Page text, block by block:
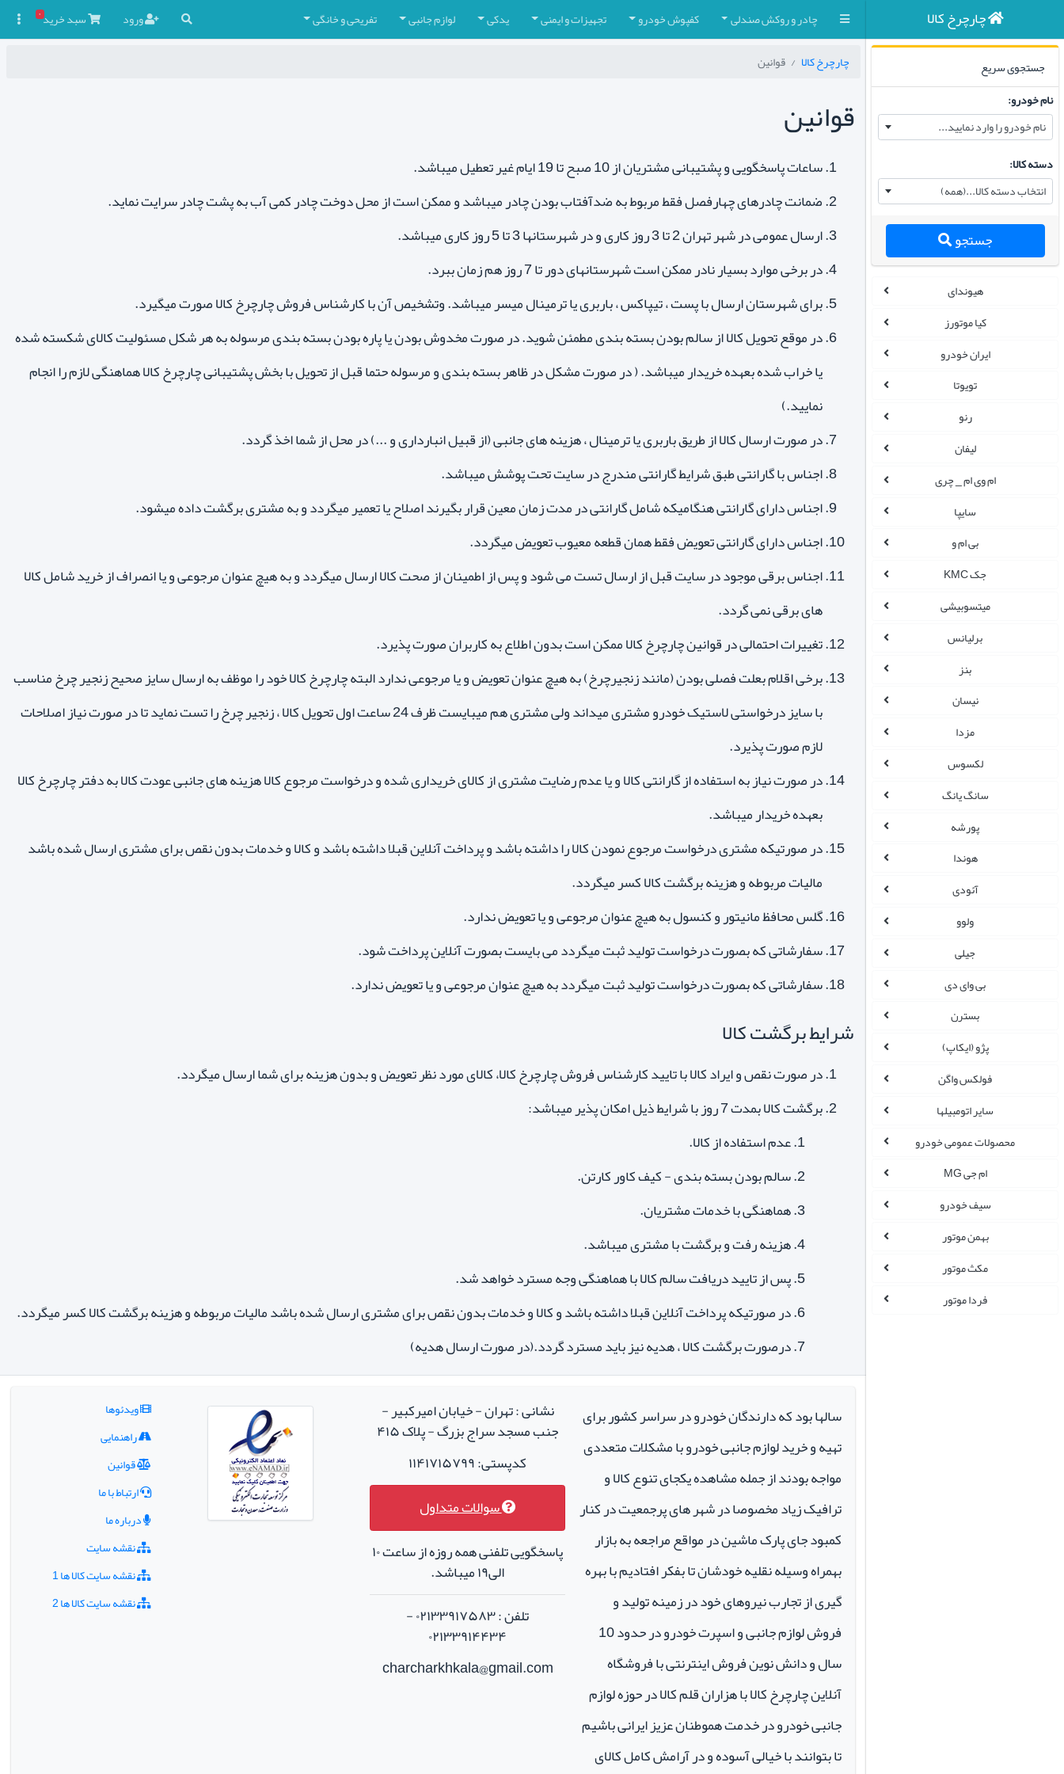
چادر و روکش صندلی کفپوش خودرو تجهیزات و ایمنی یدکی لوازم جانبی تفریحی و خانگی ورود سبدخرید۰ چارچرخ کالا
جستجوی سریع
نام خودرو:
نام خودرو را وارد نمایید...
دسته کالا:
انتخاب دسته کالا...(همه)
جستجو
هیوندای
کیا موتورز
ایران خودرو
تویوتا
رنو
لیفان
ام وی ام _ چری
سایپا
بی ام و
جک KMC
میتسوبیشی
برلیانس
بنز
نیسان
مزدا
لکسوس
سانگ یانگ
پورشه
هوندا
آئودی
ولوو
جیلی
بی وای دی
بسترن
پژو (ایکاپ)
فولکس واگن
سایر اتومبیلها
محصولات عمومی خودرو
ام جی MG
سیف خودرو
بهمن موتور
مکث موتور
فردا موتور
چارچرخ کالا قوانین
قوانین
ساعات پاسخگویی و پشتیبانی مشتریان از 10 صبح تا 19 ایام غیر تعطیل میباشد.
ضمانت چادرهای چهارفصل فقط مربوط به ضدآفتاب بودن چادر میباشد و ممکن است از محل دوخت چادر کمی آب به پشت چادر سرایت نماید.
ارسال عمومی در شهر تهران 2 تا 3 روز کاری و در شهرستانها 3 تا 5 روز کاری میباشد.
در برخی موارد بسیار نادر ممکن است شهرستانهای دور تا 7 روز هم زمان ببرد.
برای شهرستان ارسال با پست ، تیپاکس ، باربری یا ترمینال میسر میباشد. وتشخیص آن با کارشناس فروش چارچرخ کالا صورت میگیرد.
در موقع تحویل کالا از سالم بودن بسته بندی مطمئن شوید. در صورت مخدوش بودن یا پاره بودن بسته بندی مرسوله به هر شکل مسئولیت کالای شکسته شده
یا خراب شده بعهده خریدار میباشد. ( در صورت مشکل در ظاهر بسته بندی و مرسوله حتما قبل از تحویل با بخش پشتیبانی چارچرخ کالا هماهنگی لازم را انجام
نمایید.)
در صورت ارسال کالا از طریق باربری یا ترمینال ، هزینه های جانبی (از قبیل انبارداری و ...) در محل از شما اخذ گردد.
اجناس با گارانتی طبق شرایط گارانتی مندرج در سایت تحت پوشش میباشد.
اجناس دارای گارانتی هنگامیکه شامل گارانتی در مدت زمان معین قرار بگیرند اصلاح یا تعمیر میگردد و به مشتری برگشت داده میشود.
اجناس دارای گارانتی تعویض فقط همان قطعه معیوب تعویض میگردد.
اجناس برقی موجود در سایت قبل از ارسال تست می شود و پس از اطمینان از صحت کالا ارسال میگردد و به هیچ عنوان مرجوعی و یا انصراف از خرید شامل کالا
های برقی نمی گردد.
تغییرات احتمالی در قوانین چارچرخ کالا ممکن است بدون اطلاع به کاربران صورت پذیرد.
برخی اقلام بعلت فصلی بودن (مانند زنجیرچرخ) به هیچ عنوان تعویض و یا مرجوعی ندارد البته چارچرخ کالا خود را موظف به ارسال سایز صحیح زنجیر چرخ مناسب
با سایز درخواستی لاستیک خودرو مشتری میداند ولی مشتری هم میبایست ظرف 24 ساعت اول تحویل کالا ، زنجیر چرخ را تست نماید تا در صورت نیاز اصلاحات
لازم صورت پذیرد.
در صورت نیاز به استفاده از گارانتی کالا و یا عدم رضایت مشتری از کالای خریداری شده و درخواست مرجوع کالا هزینه های جانبی عودت کالا به دفتر چارچرخ کالا
بعهده خریدار میباشد.
در صورتیکه مشتری درخواست مرجوع نمودن کالا را داشته باشد و پرداخت آنلاین قبلا داشته باشد وکالا و خدمات بدون نقصبرای مشتری ارسال شده باشد
مالیات مربوطه و هزینه برگشت کالا کسر میگردد.
گلس محافظ مانیتور و کنسول به هیچ عنوان مرجوعی و یا تعویض ندارد.
سفارشاتی که بصورت درخواست تولید ثبت میگردد می بایست بصورت آنلاین پرداخت شود.
سفارشاتی که بصورت درخواست تولید ثبت میگردد به هیچ عنوان مرجوعی و یا تعویض ندارد.
شرایط برگشت کالا
در صورت نقص و ایراد کالا با تایید کارشناس فروش چارچرخ کالا، کالای مورد نظر تعویض و بدون هزینه برای شما ارسال میگردد.
برگشت کالا بمدت 7 روز با شرایط ذیل امکان پذیر میباشد:
عدم استفاده از کالا.
سالم بودن بسته بندی - کیف کاور کارتن.
هماهنگی با خدمات مشتریان.
هزینه رفت و برگشت با مشتری میباشد.
پس از تایید دریافت سالم کالا با هماهنگی وجه مسترد خواهد شد.
در صورتیکه پرداخت آنلاین قبلا داشته باشد وکالا و خدمات بدون نقصبرای مشتری ارسال شده باشد مالیات مربوطه و هزینه برگشت کالا کسر میگردد.
درصورت برگشت کالا ، هدیه نیز باید مسترد گردد.(در صورت ارسال هدیه)
سالها بود که دارندگان خودرو در سراسر کشور برای
تهیه و خرید لوازم جانبی خودرو با مشکلات متعددی
مواجه بودند از جمله مشاهده یکجای تنوع کالا و
ترافیک زیاد مخصوصا در شهر های پرجمعیت در کنار
کمبود جای پارک ماشین در مواقع مراجعه به بازار
بهمراه وسیله نقلیه خودشان تا بفکر افتادیم با بهره
گیری از تجارب نیروهای خود در زمینه تولید و
فروش لوازم جانبی و اسپرت خودرو در حدود 10
سال و دانش نوین فروش اینترنتی با فروشگاه
آنلاین چارچرخ کالا با هزاران قلم کالا در حوزه لوازم
جانبی خودرو در خدمت هموطنان عزیز ایرانی باشیم
تا بتوانند با خیالی آسوده و در آرامش کامل کالای
نشانی : تهران - خیابان امیرکبیر -
جنب مسجد سراج بزرگ - پلاک ۴۱۵
کدپستی: ۱۱۴۱۷۱۵۷۹۹
سوالات متداول
پاسخگویی تلفنی همه روزه از ساعت ۱۰
الی۱۹ میباشد.
تلفن : ۰۲۱۳۳۹۱۷۵۸۳ -
۰۲۱۳۳۹۱۴۴۳۴
charcharkhkala@gmail.com
ویدئوها
راهنمایی
قوانین
ارتباط با ما
درباره ما
نقشه سایت
نقشه سایت کالا ها 1
نقشه سایت کالا ها 2